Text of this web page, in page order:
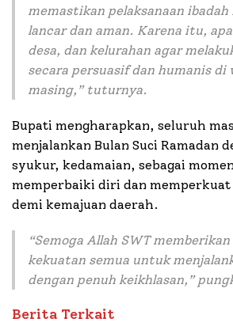
memastikan pelaksanaan ibadah
lancar dan aman. Karena itu,
desa, dan kelurahan agar
secara persuasif dan humanis di
masing,” tuturnya.
Bupati mengharapkan, seluruh
menjalankan Bulan Suci Ramadan
syukur, kedamaian, sebagai
memperbaiki diri dan memperkuat
demi kemajuan daerah.
“Semoga Allah SWT
kekuatan semua untuk
dengan penuh keikhlasan,”
Berita Terkait